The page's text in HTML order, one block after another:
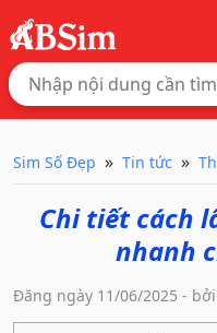
Sim Số Đẹp Tin tức
Chi tiết cách
nhanh
Đăng ngày 11/06/2025 - bởi